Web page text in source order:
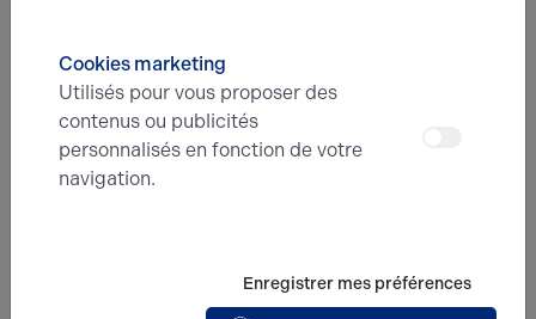
l’acte ?Cookies marketing
Utilisés pour vous proposer des
contenus ou publicités
personnalisés en fonction de votre
navigation.
Enregistrer mes préférences